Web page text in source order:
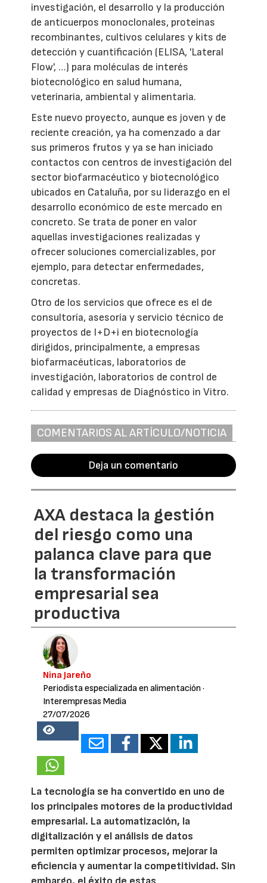
investigación, el desarrollo y la producción
de anticuerpos monoclonales, proteínas
recombinantes, cultivos celulares y kits de
detección y cuantificación (ELISA, 'Lateral
Flow', …) para moléculas de interés
biotecnológico en salud humana,
veterinaria, ambiental y alimentaria.
Este nuevo proyecto, aunque es joven y de
reciente creación, ya ha comenzado a dar
sus primeros frutos y ya se han iniciado
contactos con centros de investigación del
sector biofarmacéutico y biotecnológico
ubicados en Cataluña, por su liderazgo en el
desarrollo económico de este mercado en
concreto. Se trata de poner en valor
aquellas investigaciones realizadas y
ofrecer soluciones comercializables, por
ejemplo, para detectar enfermedades,
concretas.
Otro de los servicios que ofrece es el de
consultoría, asesoría y servicio técnico de
proyectos de I+D+i en biotecnología
dirigidos, principalmente, a empresas
biofarmacéuticas, laboratorios de
investigación, laboratorios de control de
calidad y empresas de Diagnóstico in Vitro.
COMENTARIOS AL ARTÍCULO/NOTICIA
Deja un comentario
AXA destaca la gestión
del riesgo como una
palanca clave para que
la transformación
empresarial sea
productiva
Nina Jareño
Periodista especializada en alimentación ·
Interempresas Media
27/07/2026
18018
La tecnología se ha convertido en uno de
los principales motores de la productividad
empresarial. La automatización, la
digitalización y el análisis de datos
permiten optimizar procesos, mejorar la
eficiencia y aumentar la competitividad. Sin